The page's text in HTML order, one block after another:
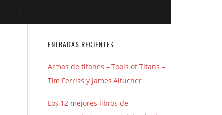
ENTRADAS RECIENTES
Armas de titanes – Tools of Titans –
Tim Ferriss y James Altucher
Los 12 mejores libros de